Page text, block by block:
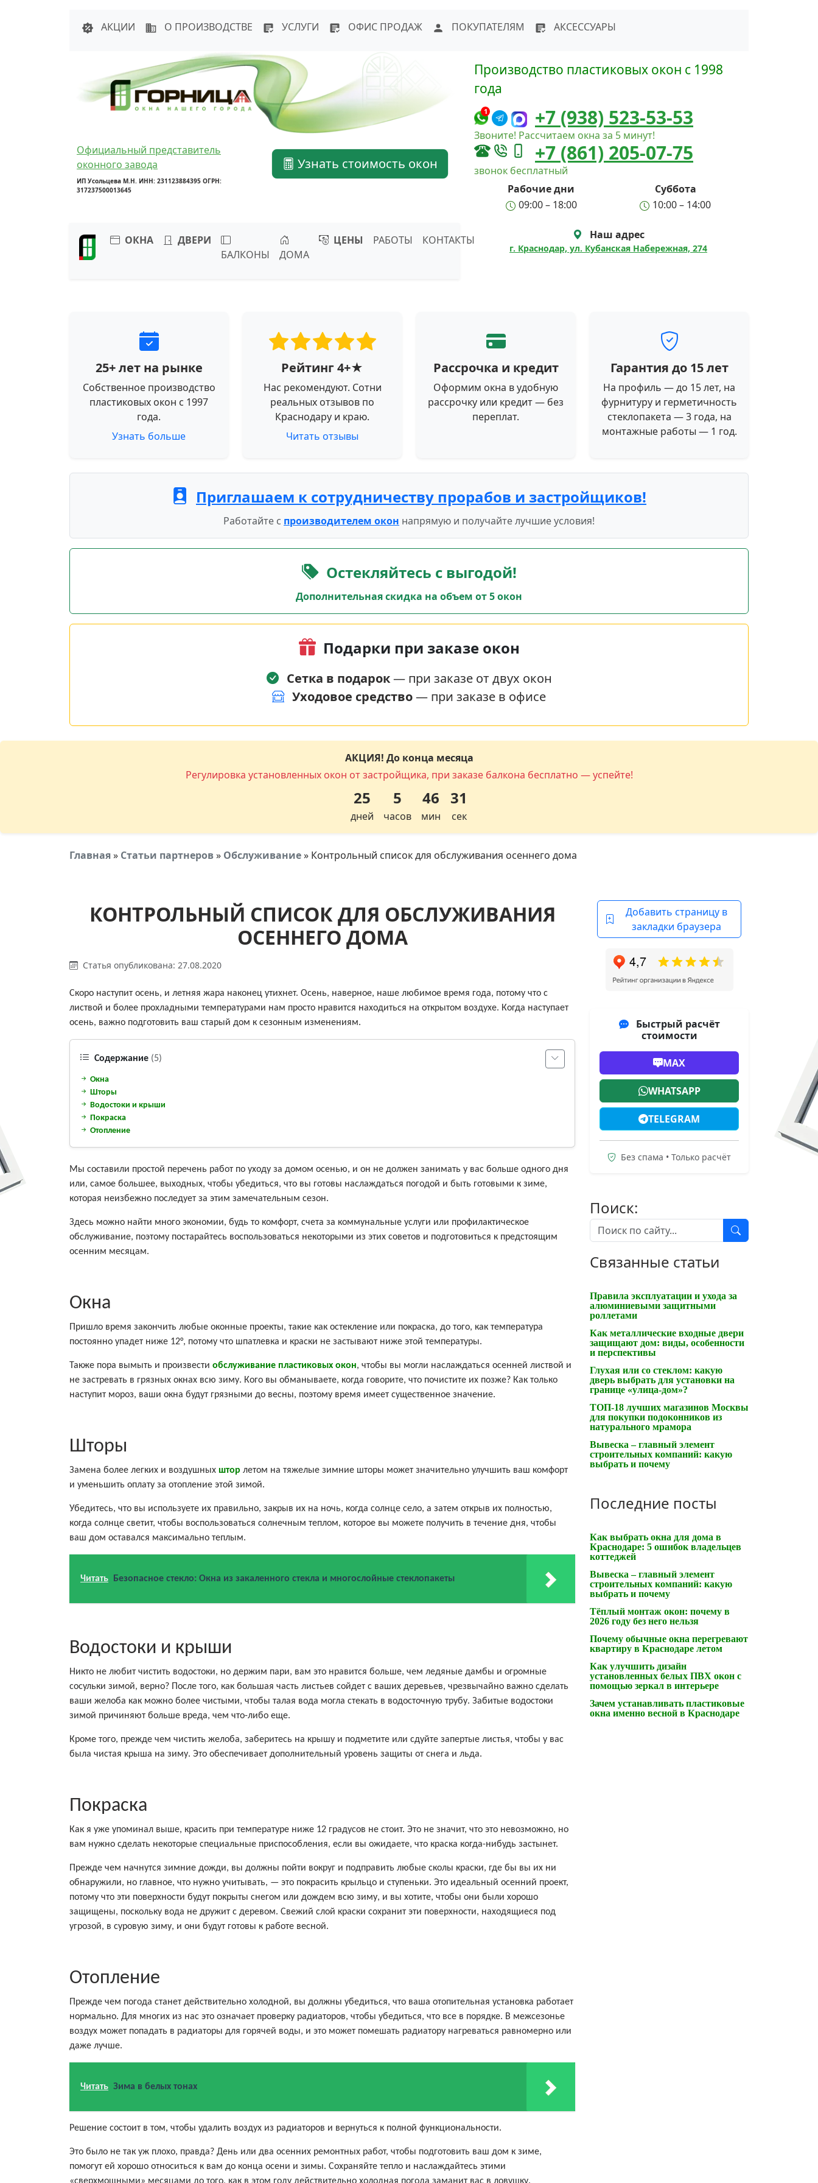
АКЦИИ
О ПРОИЗВОДСТВЕ УСЛУГИ ОФИС ПРОДАЖ ПОКУПАТЕЛЯМ АКСЕССУАРЫ
Официальный представитель
оконного завода
ИП Усольцева М.Н. ИНН: 231123884395 ОГРН:
317237500013645
Узнать стоимость окон
ОКНА
ДВЕРИ
БАЛКОНЫ
ДОМА
ЦЕНЫ РАБОТЫ КОНТАКТЫ
Производство пластиковых окон с 1998
года
1 +7 (938) 523-53-53
Звоните! Рассчитаем окна за 5 минут!
+7 (861) 205-07-75
звонок бесплатный
Рабочие дни
Суббота
09:00 – 18:00
10:00 – 14:00
Наш адрес
г. Краснодар, ул. Кубанская Набережная, 274
25+ лет на рынке
Собственное производство
пластиковых окон с 1997
года.
Узнать больше
Рейтинг 4+★
Нас рекомендуют. Сотни
реальных отзывов по
Краснодару и краю.
Читать отзывы
Рассрочка и кредит
Оформим окна в удобную
рассрочку или кредит — без
переплат.
Гарантия до 15 лет
На профиль — до 15 лет, на
фурнитуру и герметичность
стеклопакета — 3 года, на
монтажные работы — 1 год.
Приглашаем к сотрудничеству прорабов и застройщиков!
Работайте с производителем окон напрямую и получайте лучшие условия!
Остекляйтесь с выгодой!
Дополнительная скидка на объем от 5 окон
Подарки при заказе окон
Сетка в подарок— при заказе от двух окон
Уходовое средство— при заказе в офисе
АКЦИЯ! До конца месяца
Регулировка установленных окон от застройщика, при заказе балкона бесплатно — успейте!
25
дней
5
часов
46
мин
30
сек
Главная» Статьи партнеров» Обслуживание» Контрольный список для обслуживания осеннего дома
КОНТРОЛЬНЫЙ СПИСОК ДЛЯ ОБСЛУЖИВАНИЯ
ОСЕННЕГО ДОМА
Статья опубликована: 27.08.2020
Скоро наступит осень, и летняя жара наконец утихнет. Осень, наверное, наше любимое время года, потому что с
листвой и более прохладными температурами нам просто нравится находиться на открытом воздухе. Когда наступает
осень, важно подготовить ваш старый дом к сезонным изменениям.
Содержание (5)
Окна
Шторы
Водостоки и крыши
Покраска
Отопление
Мы составили простой перечень работ по уходу за домом осенью, и он не должен занимать у вас больше одного дня
или, самое большее, выходных, чтобы убедиться, что вы готовы наслаждаться погодой и быть готовыми к зиме,
которая неизбежно последует за этим замечательным сезон.
Здесь можно найти много экономии, будь то комфорт, счета за коммунальные услуги или профилактическое
обслуживание, поэтому постарайтесь воспользоваться некоторыми из этих советов и подготовиться к предстоящим
осенним месяцам.
Окна
Пришло время закончить любые оконные проекты, такие как остекление или покраска, до того, как температура
постоянно упадет ниже 12°, потому что шпатлевка и краски не застывают ниже этой температуры.
Также пора вымыть и произвести обслуживание пластиковых окон, чтобы вы могли наслаждаться осенней листвой и
не застревать в грязных окнах всю зиму. Кого вы обманываете, когда говорите, что почистите их позже? Как только
наступит мороз, ваши окна будут грязными до весны, поэтому время имеет существенное значение.
Шторы
Замена более легких и воздушных штор летом на тяжелые зимние шторы может значительно улучшить ваш комфорт
и уменьшить оплату за отопление этой зимой.
Убедитесь, что вы используете их правильно, закрыв их на ночь, когда солнце село, а затем открыв их полностью,
когда солнце светит, чтобы воспользоваться солнечным теплом, которое вы можете получить в течение дня, чтобы
ваш дом оставался максимально теплым.
Читать Безопасное стекло: Окна из закаленного стекла и многослойные стеклопакеты
Водостоки и крыши
Никто не любит чистить водостоки, но держим пари, вам это нравится больше, чем ледяные дамбы и огромные
сосульки зимой, верно? После того, как большая часть листьев сойдет с ваших деревьев, чрезвычайно важно сделать
ваши желоба как можно более чистыми, чтобы талая вода могла стекать в водосточную трубу. Забитые водостоки
зимой причиняют больше вреда, чем что-либо еще.
Кроме того, прежде чем чистить желоба, заберитесь на крышу и подметите или сдуйте запертые листья, чтобы у вас
была чистая крыша на зиму. Это обеспечивает дополнительный уровень защиты от снега и льда.
Покраска
Как я уже упоминал выше, красить при температуре ниже 12 градусов не стоит. Это не значит, что это невозможно, но
вам нужно сделать некоторые специальные приспособления, если вы ожидаете, что краска когда-нибудь застынет.
Прежде чем начнутся зимние дожди, вы должны пойти вокруг и подправить любые сколы краски, где бы вы их ни
обнаружили, но главное, что нужно учитывать, — это покрасить крыльцо и ступеньки. Это идеальный осенний проект,
потому что эти поверхности будут покрыты снегом или дождем всю зиму, и вы хотите, чтобы они были хорошо
защищены, поскольку вода не дружит с деревом. Свежий слой краски сохранит эти поверхности, находящиеся под
угрозой, в суровую зиму, и они будут готовы к работе весной.
Отопление
Прежде чем погода станет действительно холодной, вы должны убедиться, что ваша отопительная установка работает
нормально. Для многих из нас это означает проверку радиаторов, чтобы убедиться, что все в порядке. В межсезонье
воздух может попадать в радиаторы для горячей воды, и это может помешать радиатору нагреваться равномерно или
даже лучше.
Читать Зима в белых тонах
Решение состоит в том, чтобы удалить воздух из радиаторов и вернуться к полной функциональности.
Это было не так уж плохо, правда? День или два осенних ремонтных работ, чтобы подготовить ваш дом к зиме,
помогут ей хорошо относиться к вам до конца осени и зимы. Сохраняйте тепло и наслаждайтесь этими
Добавить страницу в
закладки браузера
Быстрый расчёт
стоимости
MAX
WHATSAPP
TELEGRAM
Без спама • Только расчёт
Поиск:
Связанные статьи
Правила эксплуатации и ухода за
алюминиевыми защитными
роллетами
Как металлические входные двери
защищают дом: виды, особенности
и перспективы
Глухая или со стеклом: какую
дверь выбрать для установки на
границе «улица-дом»?
ТОП-18 лучших магазинов Москвы
для покупки подоконников из
натурального мрамора
Вывеска – главный элемент
строительных компаний: какую
выбрать и почему
Последние посты
Как выбрать окна для дома в
Краснодаре: 5 ошибок владельцев
коттеджей
Вывеска – главный элемент
строительных компаний: какую
выбрать и почему
Тёплый монтаж окон: почему в
2026 году без него нельзя
Почему обычные окна перегревают
квартиру в Краснодаре летом
Как улучшить дизайн
установленных белых ПВХ окон с
помощью зеркал в интерьере
Зачем устанавливать пластиковые
окна именно весной в Краснодаре